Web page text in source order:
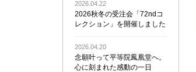
2026.04.22
2026秋冬の受注会「72ndコ
レクション」を開催しました
2026.04.20
念願叶って平等院鳳凰堂へ。
心に刻まれた感動の一日